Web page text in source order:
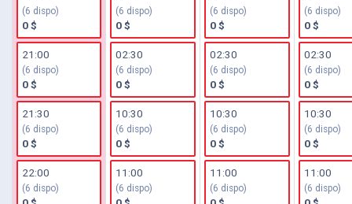
(6 dispo)
0 $
21:00
(6 dispo)
0 $
21:30
(6 dispo)
0 $
22:00
(6 dispo)
(6 dispo)
0 $
02:30
(6 dispo)
0 $
10:30
(6 dispo)
0 $
11:00
(6 dispo)
(6 dispo)
0 $
02:30
(6 dispo)
0 $
10:30
(6 dispo)
0 $
11:00
(6 dispo)
(6 dispo)
0 $
02:30
(6 dispo)
0 $
10:30
(6 dispo)
0 $
11:00
(6 dispo)